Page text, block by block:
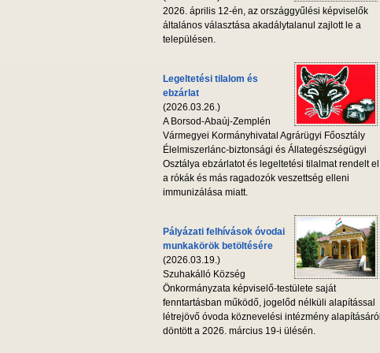
2026. április 12-én, az országgyűlési képviselők
általános választása akadálytalanul zajlott le a
településen.
Legeltetési tilalom és
ebzárlat
(2026.03.26.)
A Borsod-Abaúj-Zemplén
Vármegyei Kormányhivatal Agrárügyi Főosztály
Élelmiszerlánc-biztonsági és Állategészségügyi
Osztálya ebzárlatot és legeltetési tilalmat rendelt el
a rókák és más ragadozók veszettség elleni
immunizálása miatt.
Pályázati felhívások óvodai
munkakörök betöltésére
(2026.03.19.)
Szuhakálló Község
Önkormányzata képviselő-testülete saját
fenntartásban működő, jogelőd nélküli alapítással
létrejövő óvoda köznevelési intézmény alapításáról
döntött a 2026. március 19-i ülésén.